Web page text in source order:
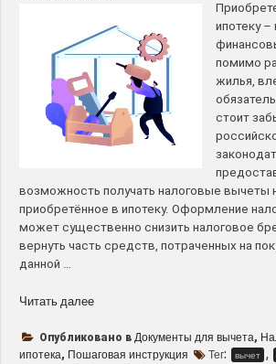
ипотеку
помимо
жилья,
стоит
возможность получать налоговые вычеты
приобретённое в ипотеку. Оформление
может существенно снизить налоговое
вернуть часть средств, потраченных на
данной …
Читать далее“Как
налоговый
вычет
Опубликовано в Документы для вычета,
ипотека, Пошаговая инструкция Тег: вычет ,